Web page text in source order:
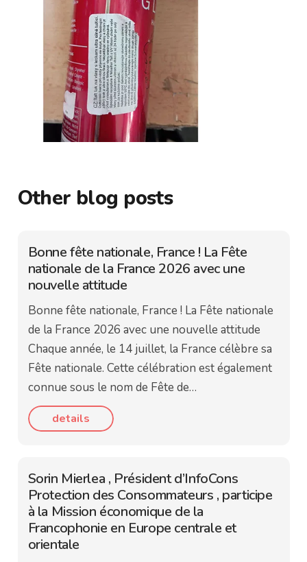
Other blog posts
Bonne fête nationale, France ! La Fête
nationale de la France 2026 avec une
nouvelle attitude
Bonne fête nationale, France ! La Fête nationale
de la France 2026 avec une nouvelle attitude
Chaque année, le 14 juillet, la France célèbre sa
Fête nationale. Cette célébration est également
connue sous le nom de Fête de…
details
Sorin Mierlea , Président d’InfoCons
Protection des Consommateurs , participe
à la Mission économique de la
Francophonie en Europe centrale et
orientale